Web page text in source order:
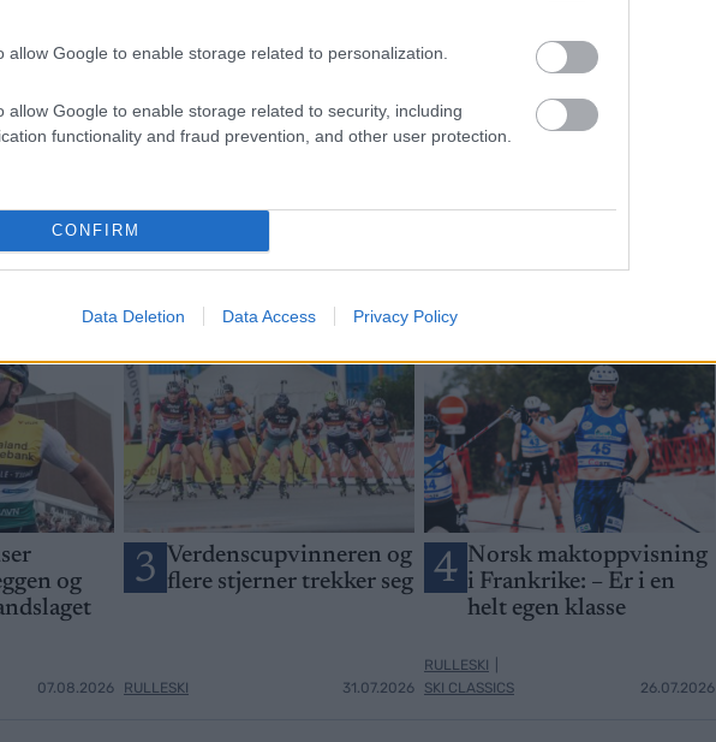
allow Google to enable storage related to personalization.
allow Google to enable storage related to security, including
functionality and fraud prevention, and other user protection.
CONFIRM
Data Deletion Data Access Privacy Policy
Meld deg på
og
07.08.2026
3 Verdenscupvinneren og
flere stjerner trekker seg
RULLESKI 31.07.2026
4 Norsk maktoppvisning
i Frankrike: – Er i en
helt egen klasse
RULLESKI
SKI CLASSICS
26.07.2026